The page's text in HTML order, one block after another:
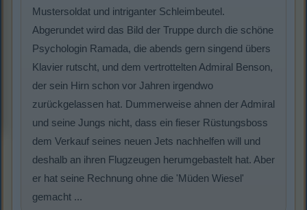
Mustersoldat und intriganter Schleimbeutel.
Abgerundet wird das Bild der Truppe durch die schöne
Psychologin Ramada, die abends gern singend übers
Klavier rutscht, und dem vertrottelten Admiral Benson,
der sein Hirn schon vor Jahren irgendwo
zurückgelassen hat. Dummerweise ahnen der Admiral
und seine Jungs nicht, dass ein fieser Rüstungsboss
dem Verkauf seines neuen Jets nachhelfen will und
deshalb an ihren Flugzeugen herumgebastelt hat. Aber
er hat seine Rechnung ohne die 'Müden Wiesel'
gemacht ...